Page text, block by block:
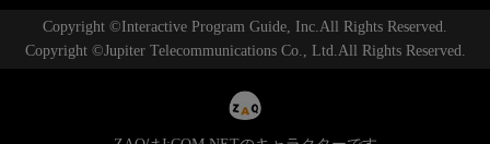
Copyright ©Interactive Program Guide, Inc.All Rights Reserved.
Copyright ©Jupiter Telecommunications Co., Ltd.All Rights Reserved.